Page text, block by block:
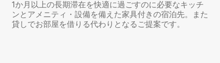
1か月以上の長期滞在を快適に過ごすのに必要なキッチ
ンとアメニティ・設備を備えた家具付きの宿泊先。また
貸しでお部屋を借りる代わりとなるご提案です。